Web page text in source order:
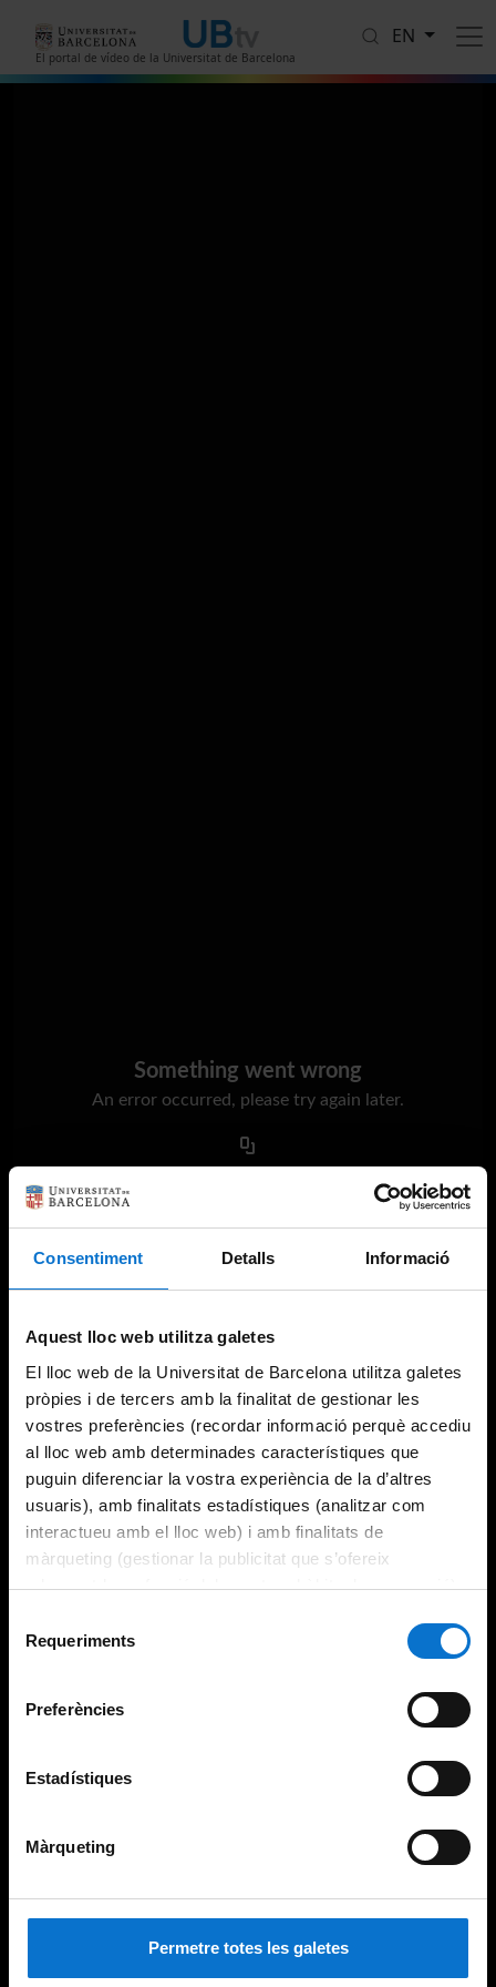
Consentiment Detalls Informació
Aquest lloc web utilitza galetes
El lloc web de la Universitat de Barcelona utilitza galetes
pròpies i de tercers amb la finalitat de gestionar les
vostres preferències (recordar informació perquè accediu
al lloc web amb determinades característiques que
puguin diferenciar la vostra experiència de la d’altres
usuaris), amb finalitats estadístiques (analitzar com
interactueu amb el lloc web) i amb finalitats de
màrqueting (gestionar la publicitat que s’ofereix
adequant-la en funció dels vostres hàbits de navegació).
consultar laPolítica de galetes del lloc web de la
Requeriments
Preferències
Estadístiques
Màrqueting
Permetre totes les galetes
El portal de vídeo de la Universitat de Barcelona
EN
Something went wrong
An error occurred, please try again later.